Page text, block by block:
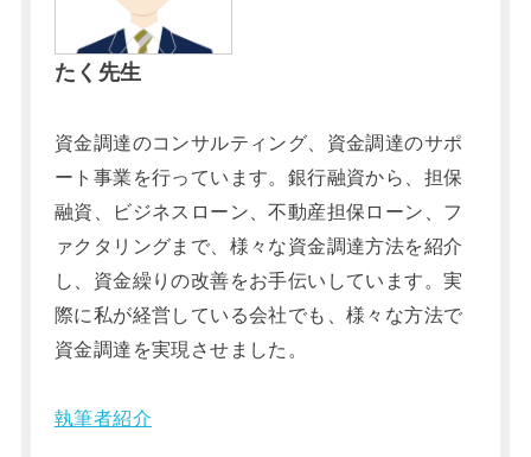
たく先生
資金調達のコンサルティング、資金調達のサポ
ート事業を行っています。銀行融資から、担保
融資、ビジネスローン、不動産担保ローン、フ
ァクタリングまで、様々な資金調達方法を紹介
し、資金繰りの改善をお手伝いしています。実
際に私が経営している会社でも、様々な方法で
資金調達を実現させました。
執筆者紹介